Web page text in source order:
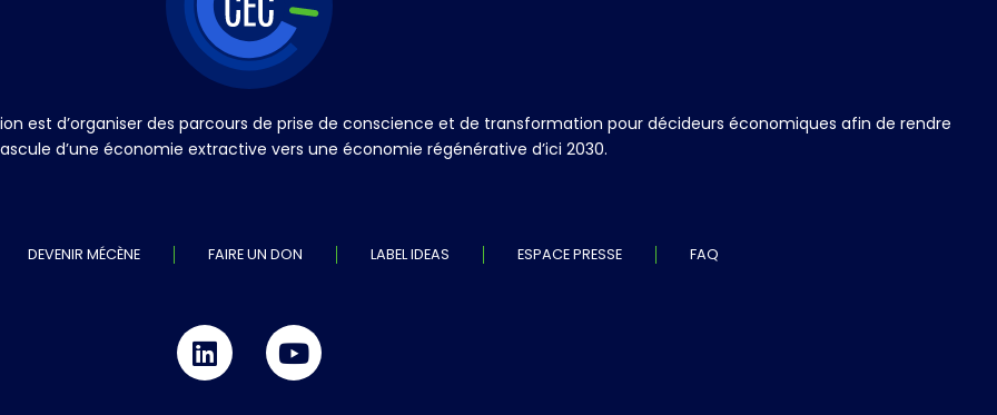
est d’organiser des parcours de prise de conscience et de transformation pour décideurs économiques afin de rendre
d’une économie extractive vers une économie régénérative d’ici 2030.
DEVENIR MÉCÈNE FAIRE UN DON LABEL IDEAS ESPACE PRESSE FAQ